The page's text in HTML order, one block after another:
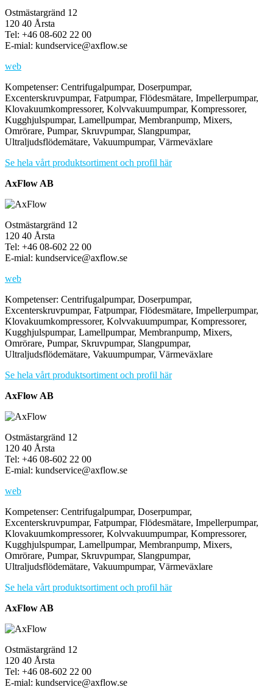
Ostmästargränd 12
120 40 Årsta
Tel: +46 08-602 22 00
E-mial: kundservice@axflow.se
web
Kompetenser: Centrifugalpumpar, Doserpumpar,
Excenterskruvpumpar, Fatpumpar, Flödesmätare, Impellerpumpar,
Klovakuumkompressorer, Kolvvakuumpumpar, Kompressorer,
Kugghjulspumpar, Lamellpumpar, Membranpump, Mixers,
Omrörare, Pumpar, Skruvpumpar, Slangpumpar,
Ultraljudsflödemätare, Vakuumpumpar, Värmeväxlare
Se hela vårt produktsortiment och profil här
AxFlow AB
Ostmästargränd 12
120 40 Årsta
Tel: +46 08-602 22 00
E-mial: kundservice@axflow.se
web
Kompetenser: Centrifugalpumpar, Doserpumpar,
Excenterskruvpumpar, Fatpumpar, Flödesmätare, Impellerpumpar,
Klovakuumkompressorer, Kolvvakuumpumpar, Kompressorer,
Kugghjulspumpar, Lamellpumpar, Membranpump, Mixers,
Omrörare, Pumpar, Skruvpumpar, Slangpumpar,
Ultraljudsflödemätare, Vakuumpumpar, Värmeväxlare
Se hela vårt produktsortiment och profil här
AxFlow AB
Ostmästargränd 12
120 40 Årsta
Tel: +46 08-602 22 00
E-mial: kundservice@axflow.se
web
Kompetenser: Centrifugalpumpar, Doserpumpar,
Excenterskruvpumpar, Fatpumpar, Flödesmätare, Impellerpumpar,
Klovakuumkompressorer, Kolvvakuumpumpar, Kompressorer,
Kugghjulspumpar, Lamellpumpar, Membranpump, Mixers,
Omrörare, Pumpar, Skruvpumpar, Slangpumpar,
Ultraljudsflödemätare, Vakuumpumpar, Värmeväxlare
Se hela vårt produktsortiment och profil här
AxFlow AB
Ostmästargränd 12
120 40 Årsta
Tel: +46 08-602 22 00
E-mial: kundservice@axflow.se